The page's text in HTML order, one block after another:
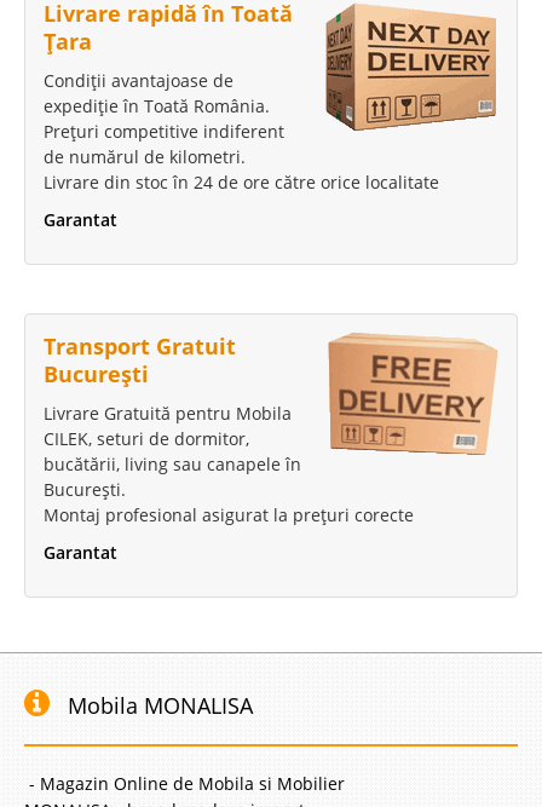
Livrare rapidă în Toată
Țara
Condiții avantajoase de
expediție în Toată România.
Prețuri competitive indiferent
de numărul de kilometri.
Livrare din stoc în 24 de ore către orice localitate
Garantat
Transport Gratuit
București
Livrare Gratuită pentru Mobila
CILEK, seturi de dormitor,
bucătării, living sau canapele în
București.
Montaj profesional asigurat la prețuri corecte
Garantat
Mobila MONALISA
- Magazin Online de Mobila si Mobilier